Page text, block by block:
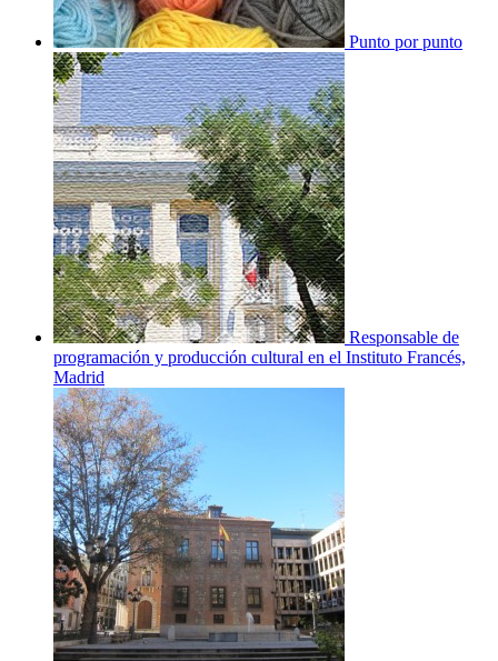
Punto por punto
Responsable de
programación y producción cultural en el Instituto Francés,
Madrid